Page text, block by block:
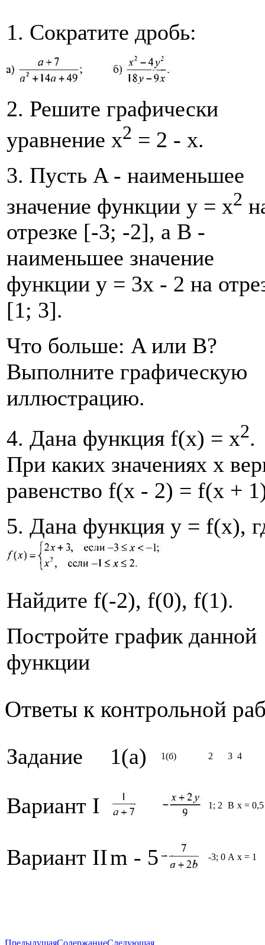
1. Сократите дробь:
2. Решите графически
уравнение х2 = 2 - х.
3. Пусть A - наименьшее
значение функции у = х2
отрезке [-3; -2], а В -
наименьшее значение
функции у = 3х - 2 на
[1; 3].
Что больше: A или В?
Выполните графическую
иллюстрацию.
4. Дана функция f(х) = х2.
При каких значениях х
равенство f(х - 2) = f(х +
5. Дана функция у = f(х),
Найдите f(-2), f(0), f(1).
Постройте график данной
функции
Ответы к контрольной
Задание 1(a) 1(б) 2 3 4
Вариант I 1; 2 В x = 0,5
Вариант IIm - 5 -3; 0 А x = 1
ПредыдущаяСодержаниеСледующая